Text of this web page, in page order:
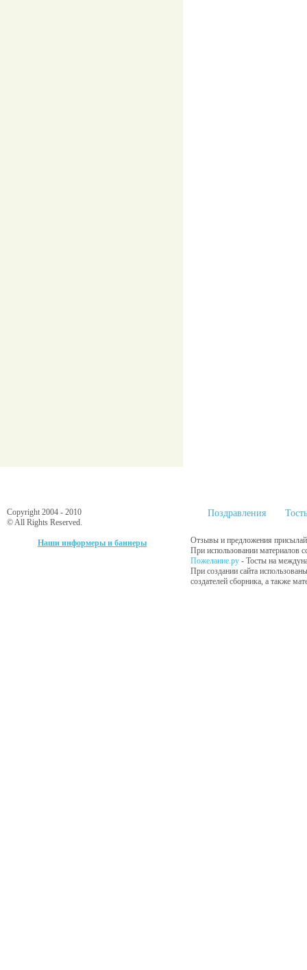
Copyright 2004 - 2010
© All Rights Reserved.
Наши информеры и баннеры
Поздравления
Отзывы и предложения
При использовании материалов
Пожелание.ру - Тосты на
При создании сайта
создателей сборника, а также